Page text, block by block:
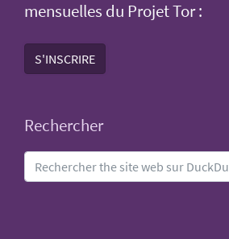
mensuelles du Projet Tor :
S'INSCRIRE
Rechercher